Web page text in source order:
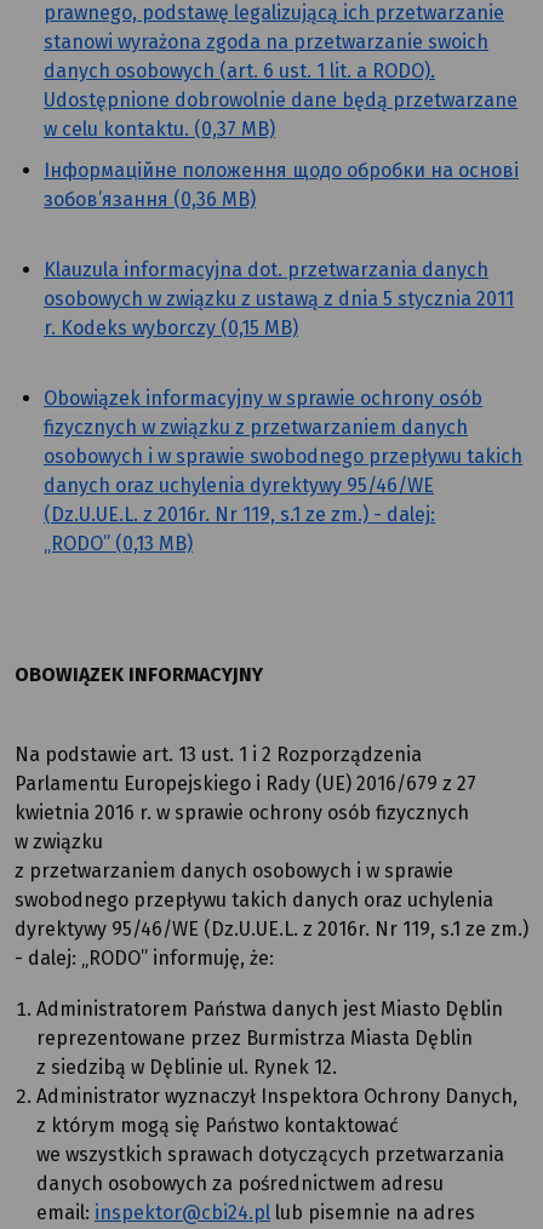
prawnego, podstawę legalizującą ich przetwarzanie
stanowi wyrażona zgoda na przetwarzanie swoich
danych osobowych (art. 6 ust. 1 lit. a RODO).
Udostępnione dobrowolnie dane będą przetwarzane
w celu kontaktu. (0,37 MB)
Інформаційне положення щодо обробки на основі
зобов’язання (0,36 MB)
Klauzula informacyjna dot. przetwarzania danych
osobowych w związku z ustawą z dnia 5 stycznia 2011
r. Kodeks wyborczy (0,15 MB)
Obowiązek informacyjny w sprawie ochrony osób
fizycznych w związku z przetwarzaniem danych
osobowych i w sprawie swobodnego przepływu takich
danych oraz uchylenia dyrektywy 95/46/WE
(Dz.U.UE.L. z 2016r. Nr 119, s.1 ze zm.) - dalej:
„RODO” (0,13 MB)
OBOWIĄZEK INFORMACYJNY
Na podstawie art. 13 ust. 1 i 2 Rozporządzenia
Parlamentu Europejskiego i Rady (UE) 2016/679 z 27
kwietnia 2016 r. w sprawie ochrony osób fizycznych
w związku
z przetwarzaniem danych osobowych i w sprawie
swobodnego przepływu takich danych oraz uchylenia
dyrektywy 95/46/WE (Dz.U.UE.L. z 2016r. Nr 119, s.1 ze zm.)
- dalej: „RODO” informuję, że:
Administratorem Państwa danych jest Miasto Dęblin
reprezentowane przez Burmistrza Miasta Dęblin
z siedzibą w Dęblinie ul. Rynek 12.
Administrator wyznaczył Inspektora Ochrony Danych,
z którym mogą się Państwo kontaktować
we wszystkich sprawach dotyczących przetwarzania
danych osobowych za pośrednictwem adresu
email: inspektor@cbi24.pl lub pisemnie na adres